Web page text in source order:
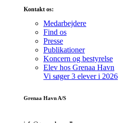
Kontakt os:
Medarbejdere
Find os
Presse
Publikationer
Koncern og bestyrelse
Elev hos Grenaa Havn
Vi søger 3 elever i 2026
Grenaa Havn A/S